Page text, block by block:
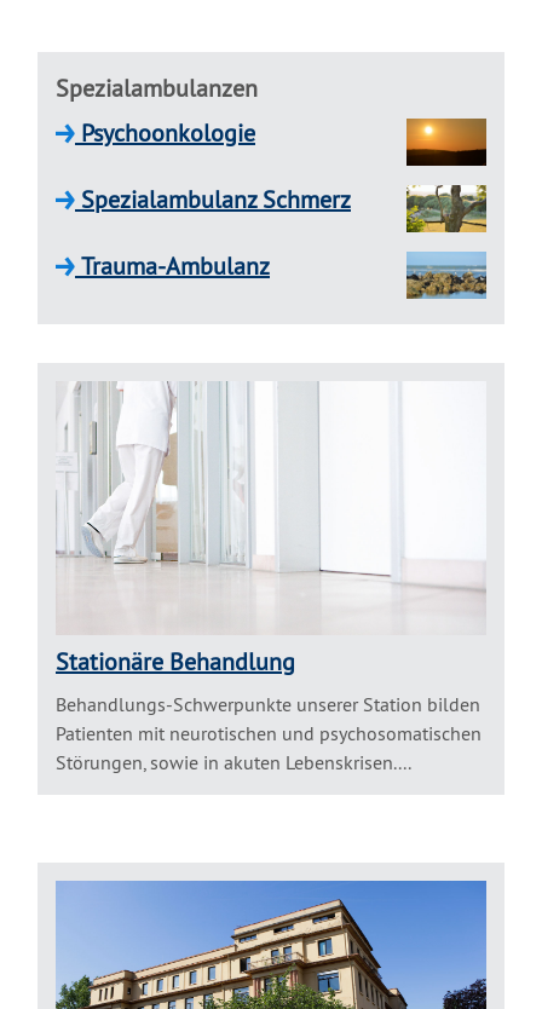
Spezialambulanzen
Psychoonkologie
Spezialambulanz Schmerz
Trauma-Ambulanz
Stationäre Behandlung
Behandlungs-Schwerpunkte unserer Station bilden
Patienten mit neurotischen und psychosomatischen
Störungen, sowie in akuten Lebenskrisen....